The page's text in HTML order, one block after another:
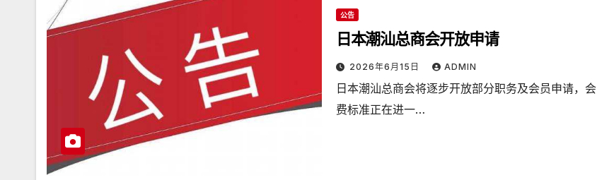
公告
日本潮汕总商会开放申请
2026年6月15日 ADMIN
日本潮汕总商会将逐步开放部分职务及会员申请，会
费标准正在进一…